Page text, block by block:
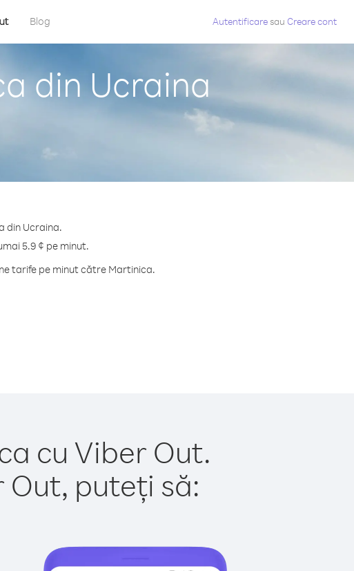
Blog Autentificaresau Creare cont
din Ucraina
din Ucraina.
5.9 ¢ pe minut.
tarife pe minut către Martinica.
cu Viber Out.
puteți să: